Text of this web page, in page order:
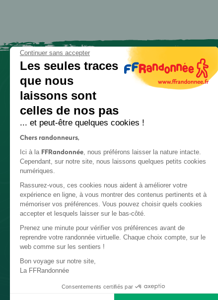
Continuer sans accepter
Les seules traces
que nous
laissons sont
celles de nos pas
... et peut-être quelques cookies !
Chers randonneurs,
Ici à la FFRandonnée, nous préférons laisser la nature intacte.
Cependant, sur notre site, nous laissons quelques petits cookies
numériques.
Rassurez-vous, ces cookies nous aident à améliorer votre
expérience en ligne, à vous montrer des contenus pertinents et à
mémoriser vos préférences. Vous pouvez choisir quels cookies
accepter et lesquels laisser sur le bas-côté.
Prenez une minute pour vérifier vos préférences avant de
reprendre votre randonnée virtuelle. Chaque choix compte, sur le
web comme sur les sentiers !
Bon voyage sur notre site,
La FFRandonnée
Consentements certifiés par